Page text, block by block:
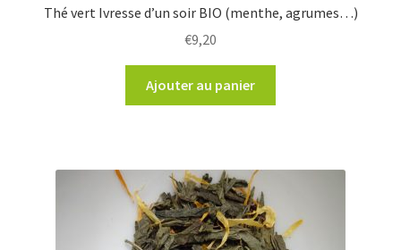
Thé vert Ivresse d’un soir BIO (menthe, agrumes…)
€9,20
Ajouter au panier